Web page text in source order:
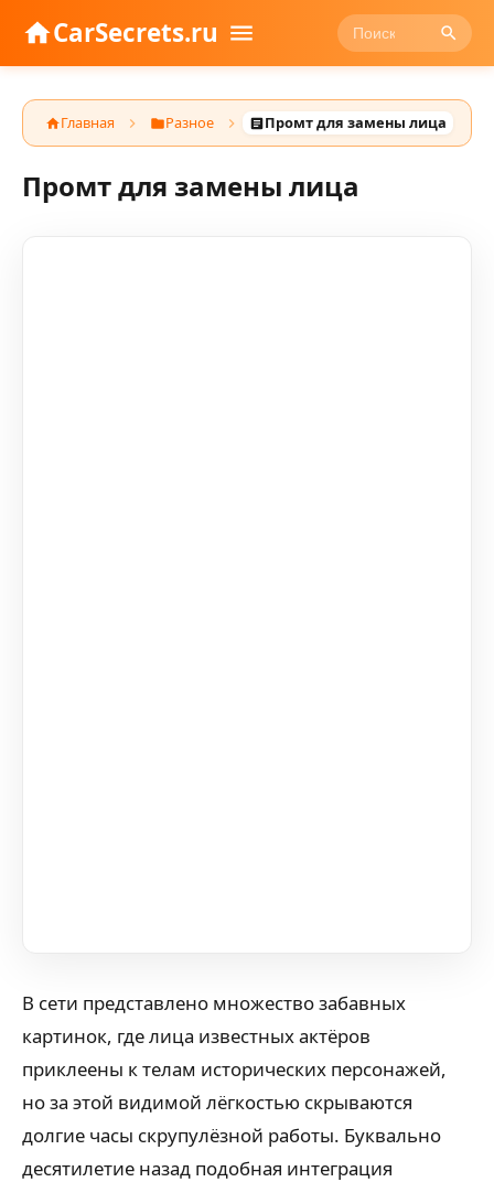
CarSecrets.ru
Главная Разное Промт для замены лица
Промт для замены лица
В сети представлено множество забавных
картинок, где лица известных актёров
приклеены к телам исторических персонажей,
но за этой видимой лёгкостью скрываются
долгие часы скрупулёзной работы. Буквально
десятилетие назад подобная интеграция